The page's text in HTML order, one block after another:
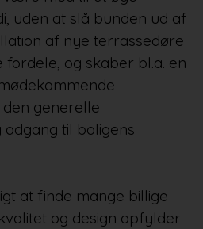
uden at slå bunden ud af
af nye terrassedøre
og skaber bl.a. en
generelle
til boligens
at finde mange billige
og design opfylder